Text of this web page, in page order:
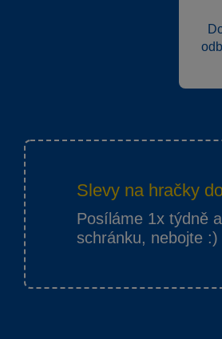
Slevy na hračky
Posíláme 1x týdně
schránku, nebojte :)